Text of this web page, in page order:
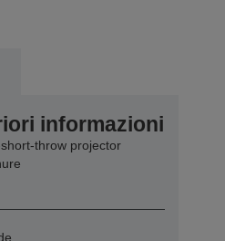
informazioni
throw projector